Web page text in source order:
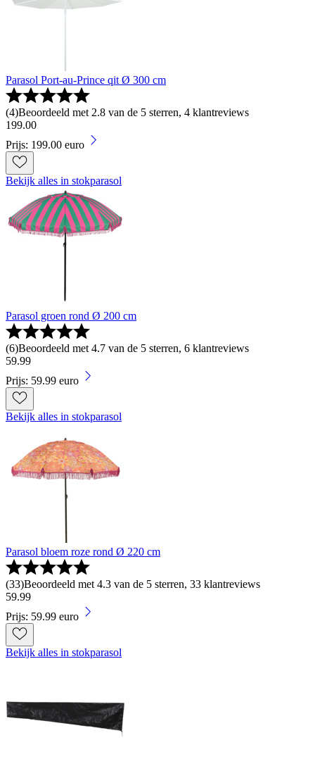
Parasol Port-au-Prince qit Ø 300 cm
(4)Beoordeeld met 2.8 van de 5 sterren, 4 klantreviews
199.00
Prijs: 199.00 euro
Bekijk alles in stokparasol
Parasol groen rond Ø 200 cm
(6)Beoordeeld met 4.7 van de 5 sterren, 6 klantreviews
59.99
Prijs: 59.99 euro
Bekijk alles in stokparasol
Parasol bloem roze rond Ø 220 cm
(33)Beoordeeld met 4.3 van de 5 sterren, 33 klantreviews
59.99
Prijs: 59.99 euro
Bekijk alles in stokparasol